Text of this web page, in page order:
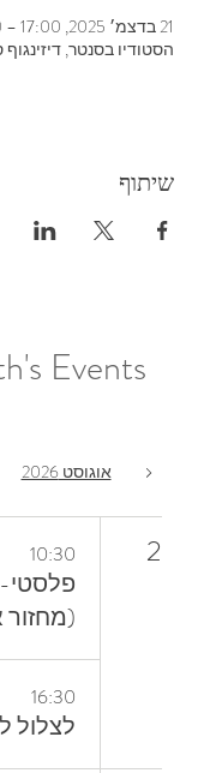
21 בדצמ׳ 2025, 17:00 – 18:00
הסטודיו בסנטר, דיזינגוף
שיתוף
Events
אוגוסט 2026
2
10:30
(מחזור
16:30
לצלול‭ ‬לצבע‭